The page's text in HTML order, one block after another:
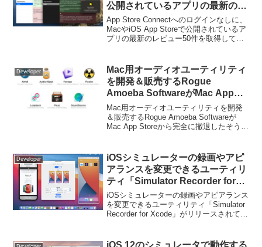
公開されているアプリの最新のレ
ビュー50件を取得してくれるMac
アプリ「Store Reviews」がリリ
ース。
App Store Connectへのログインなしに、
MacやiOS App Storeで公開されているア
プリの最新のレビュー50件を取得してく
Developer
Mac用オーディオユーティリティ
を開発＆販売するRogue
Amoeba SoftwareがMac App
Storeから完全に撤退。
Mac用オーディオユーティリティを開発
＆販売するRogue Amoeba Softwareが
Mac App Storeから完全に撤退したそうで
Developer
iOSシミュレーターの録画やアピ
アランスを変更できるユーティリ
ティ「Simulator Recorder for
Xcode」がリリース。
iOSシミュレーターの録画やアピアランス
を変更できるユーティリティ「Simulator
Recorder for Xcode」がリリースされてい
iOS 12のシミュレータで動作する